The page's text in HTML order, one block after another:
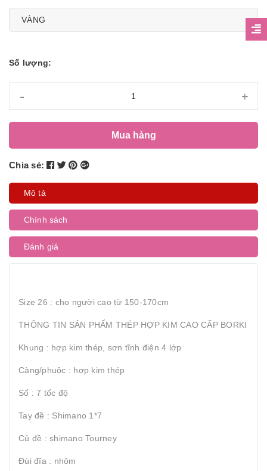
Số lượng:
- +
Mua hàng
Chia sẻ:
Mô tả
Chính sách
Đánh giá
Size 26 : cho người cao từ 150-170cm
THÔNG TIN SẢN PHẨM THÉP HỢP KIM CAO CẤP BORKI
Khung : hợp kim thép, sơn tĩnh điện 4 lớp
Càng/phuộc : hợp kim thép
Số : 7 tốc độ
Tay đề : Shimano 1*7
Củ đề : shimano Tourney
Đùi đĩa : nhôm